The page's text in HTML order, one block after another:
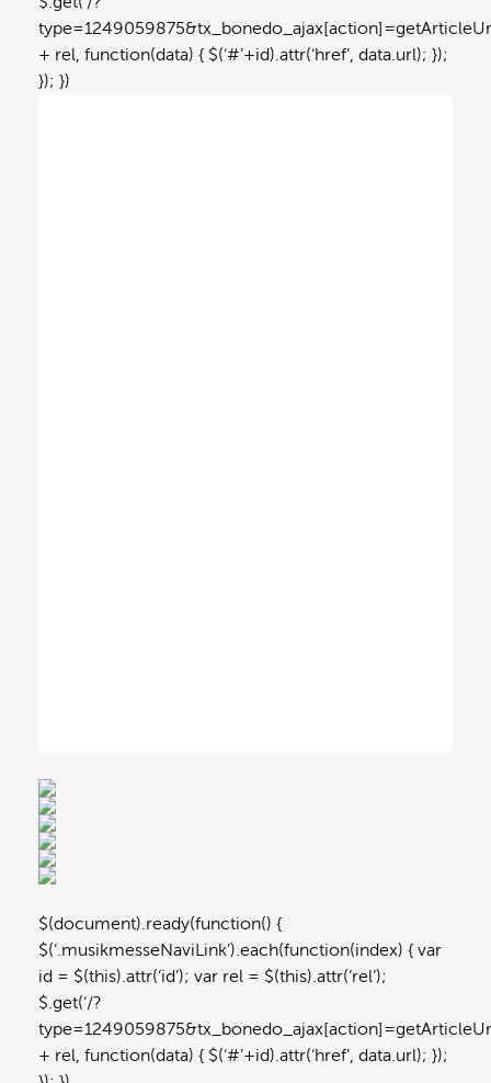
+ rel, function(data) { $(‘#’+id).attr(‘href’, data.url); });
}); })
$(document).ready(function() {
$(‘.musikmesseNaviLink’).each(function(index) { var
id = $(this).attr(‘id’); var rel = $(this).attr(‘rel’);
$.get(‘/?
+ rel, function(data) { $(‘#’+id).attr(‘href’, data.url); });